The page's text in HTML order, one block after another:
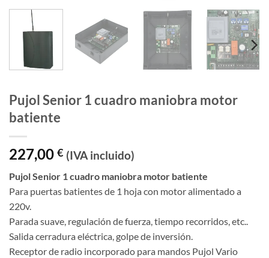
Pujol Senior 1 cuadro maniobra motor
batiente
227,00 € (IVA incluido)
Pujol Senior 1 cuadro maniobra motor batiente
Para puertas batientes de 1 hoja con motor alimentado a
220v.
Parada suave, regulación de fuerza, tiempo recorridos, etc..
Salida cerradura eléctrica, golpe de inversión.
Receptor de radio incorporado para mandos Pujol Vario